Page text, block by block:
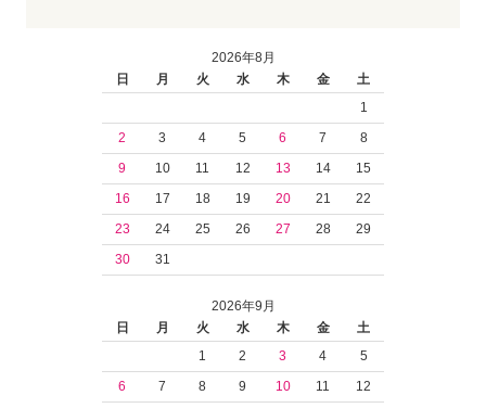
2026年8月
日
月 火 水 木 金
土
1
2
3 4 5 6 7
8
9
10 11 12 13 14
15
16
17 18 19 20 21
22
23
24 25 26 27 28
29
30
31
2026年9月
日
月 火 水 木 金
土
1
2 3 4
5
6
7 8 9 10 11
12